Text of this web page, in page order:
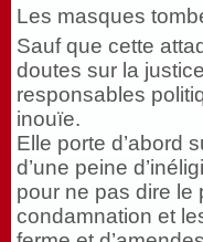
Les masques
Sauf que cette
doutes sur la
responsables
inouïe.
Elle porte d’abord
d’une peine
pour ne pas dire le
condamnation et